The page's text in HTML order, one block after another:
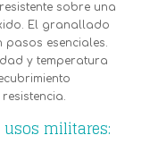
sobre una
El granallado
esenciales.
y temperatura
militares: